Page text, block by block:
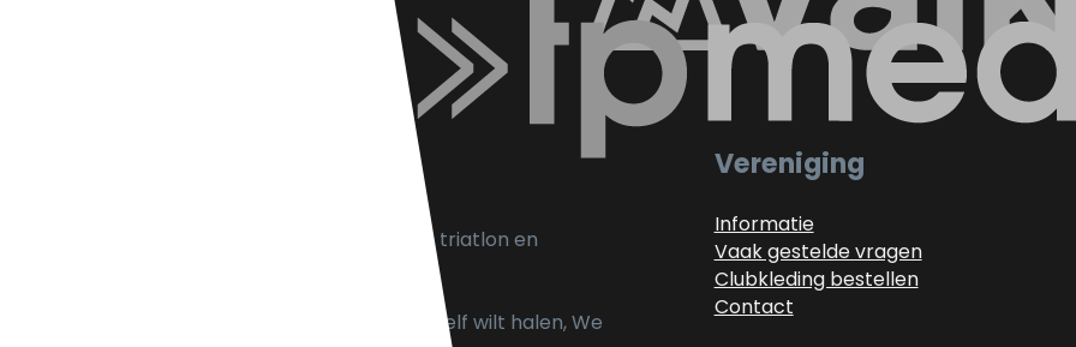
ATV is het startpunt voor atletiek, hardlopen, triatlon en
Of je nu recreatief sport, op het uiterste uit jezelf wilt halen, We
Vereniging
Informatie
Vaak gestelde vragen
Clubkleding bestellen
Contact